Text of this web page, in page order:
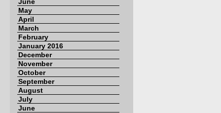
May
April
March
February
January 2016
December
November
October
September
August
July
June